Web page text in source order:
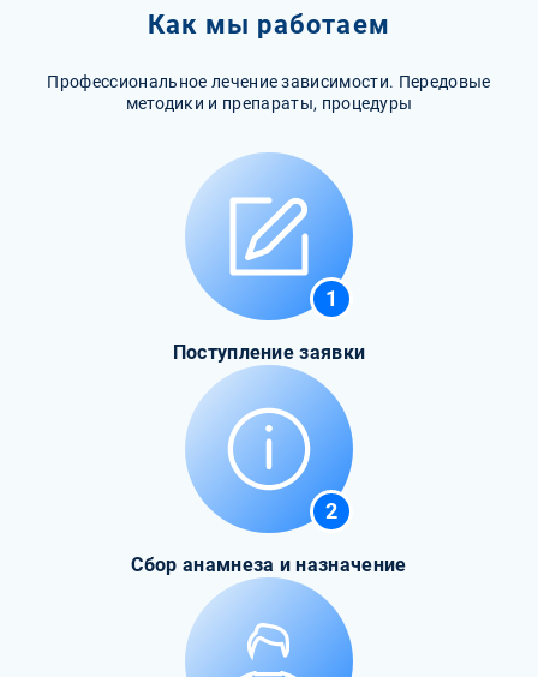
Как мы работаем
Профессиональное лечение зависимости. Передовые
методики и препараты, процедуры
1
Поступление заявки
2
Сбор анамнеза и назначение